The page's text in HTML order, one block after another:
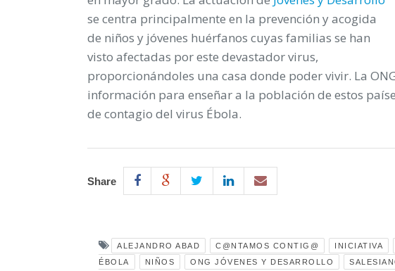
se centra principalmente en la prevención y acogida
de niños y jóvenes huérfanos cuyas familias se han
visto afectadas por este devastador virus,
proporcionándoles una casa donde poder vivir. La
información para enseñar a la población de estos
de contagio del virus Ébola.
Share
ALEJANDRO ABAD C@NTAMOS CONTIG@ INICIATIVA
ÉBOLA
NIÑOS ONG JÓVENES Y DESARROLLO